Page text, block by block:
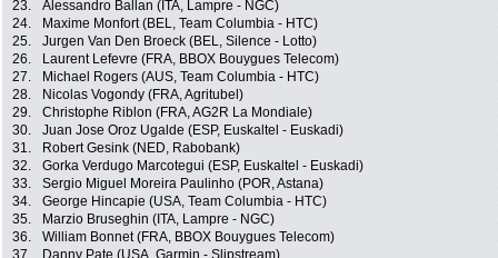
23.
Alessandro Ballan (ITA, Lampre - NGC)
24.
Maxime Monfort (BEL, Team Columbia - HTC)
25.
Jurgen Van Den Broeck (BEL, Silence - Lotto)
26.
Laurent Lefevre (FRA, BBOX Bouygues Telecom)
27.
Michael Rogers (AUS, Team Columbia - HTC)
28.
Nicolas Vogondy (FRA, Agritubel)
29.
Christophe Riblon (FRA, AG2R La Mondiale)
30.
Juan Jose Oroz Ugalde (ESP, Euskaltel - Euskadi)
31.
Robert Gesink (NED, Rabobank)
32.
Gorka Verdugo Marcotegui (ESP, Euskaltel - Euskadi)
33.
Sergio Miguel Moreira Paulinho (POR, Astana)
34.
George Hincapie (USA, Team Columbia - HTC)
35.
Marzio Bruseghin (ITA, Lampre - NGC)
36.
William Bonnet (FRA, BBOX Bouygues Telecom)